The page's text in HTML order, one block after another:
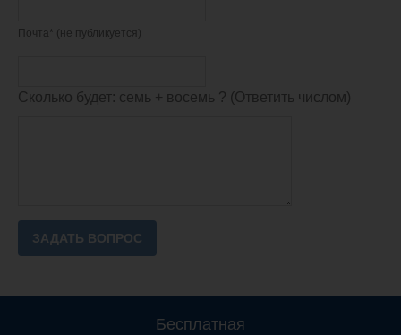
Почта* (не публикуется)
Сколько будет: семь + восемь ? (Ответить числом)
Бесплатная